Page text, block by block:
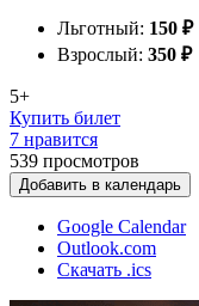
Льготный: 150 ₽
Взрослый: 350 ₽
5+
Купить билет
7 нравится
539 просмотров
Добавить в календарь
Google Calendar
Outlook.com
Скачать .ics